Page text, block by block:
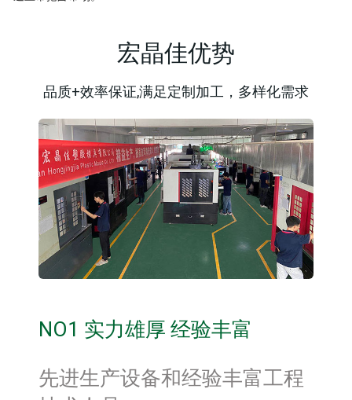
宏晶佳优势
品质+效率保证,满足定制加工，多样化需求
NO1 实力雄厚 经验丰富
先进生产设备和经验丰富工程